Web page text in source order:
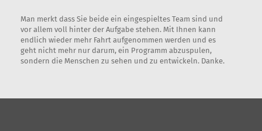
Man merkt dass Sie beide ein eingespieltes Team sind und
vor allem voll hinter der Aufgabe stehen. Mit Ihnen kann
endlich wieder mehr Fahrt aufgenommen werden und es
geht nicht mehr nur darum, ein Programm abzuspulen,
sondern die Menschen zu sehen und zu entwickeln. Danke.